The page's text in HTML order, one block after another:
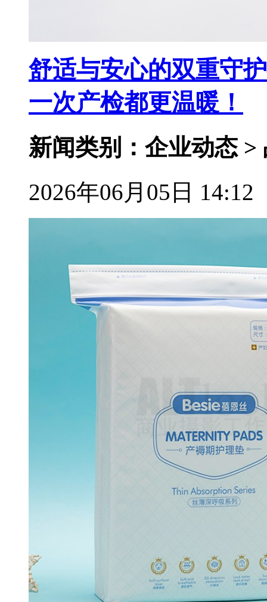
舒适与安心的双重守
一次产检都更温暖！
新闻类别：企业动态 >
2026年06月05日 14:12